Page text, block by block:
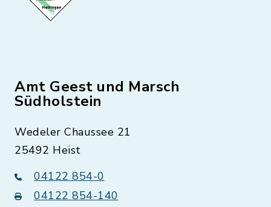
Amt Geest und Marsch
Südholstein
Wedeler Chaussee 21
25492 Heist
04122 854-0
04122 854-140